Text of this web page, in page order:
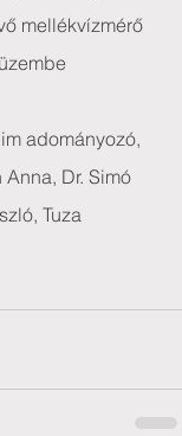
mellékvízmérő
adományozó,
Anna, Dr. Simó
Tuza